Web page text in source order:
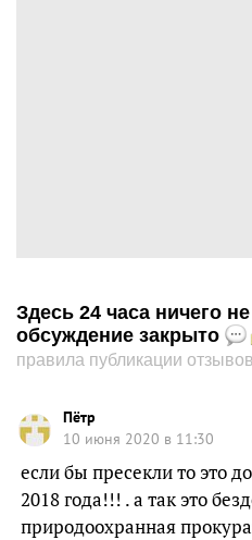
Здесь 24 часа ничего
обсуждение закрыто
правила публикации отзывов
Пётр
10 июня 2020 в 11:30
если бы пресекли то это
2018 года!!! . а так это
природоохранная